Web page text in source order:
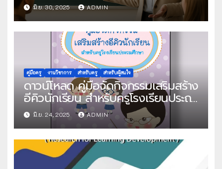
มิ.ย. 30, 2025 ADMIN
คู่มือครู งานวิชาการ สำหรับครู สำหรับผู้สนใจ
ดาวน์โหลด คู่มือจัดกิจกรรมเสริมสร้าง
อีคิวนักเรียน สำหรับครูโรงเรียนประถม
ศึกษา
มิ.ย. 24, 2025 ADMIN